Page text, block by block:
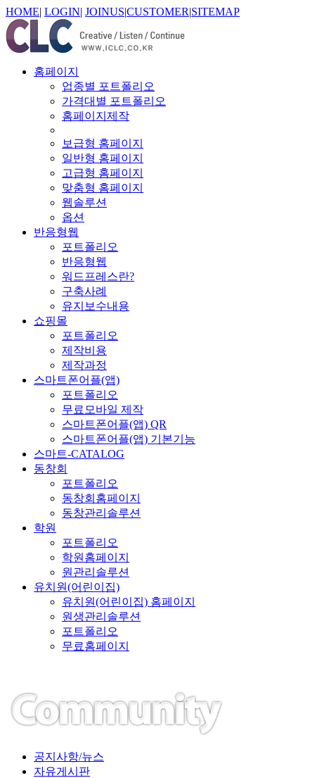
HOME| LOGIN| JOINUS|CUSTOMER|SITEMAP
홈페이지
업종별 포트폴리오
가격대별 포트폴리오
홈페이지제작
보급형 홈페이지
일반형 홈페이지
고급형 홈페이지
맞춤형 홈페이지
웹솔루션
옵션
반응형웹
포트폴리오
반응형웹
워드프레스란?
구축사례
유지보수내용
쇼핑몰
포트폴리오
제작비용
제작과정
스마트폰어플(앱)
포트폴리오
무료모바일 제작
스마트폰어플(앱) QR
스마트폰어플(앱) 기본기능
스마트-CATALOG
동창회
포트폴리오
동창회홈페이지
동창관리솔루션
학원
포트폴리오
학원홈페이지
원관리솔루션
유치원(어린이집)
유치원(어린이집) 홈페이지
원생관리솔루션
포트폴리오
무료홈페이지
공지사항/뉴스
자유게시판